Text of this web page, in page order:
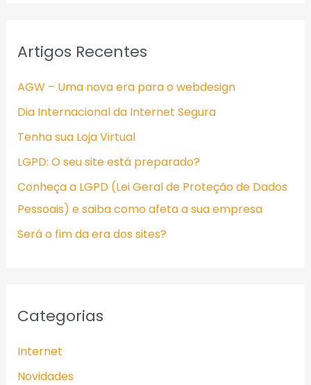
u
r
p
o
r
:
Artigos Recentes
AGW – Uma nova era para o webdesign
Dia Internacional da Internet Segura
Tenha sua Loja Virtual
LGPD: O seu site está preparado?
Conheça a LGPD (Lei Geral de Proteção de Dados
Pessoais) e saiba como afeta a sua empresa
Será o fim da era dos sites?
Categorias
Internet
Novidades